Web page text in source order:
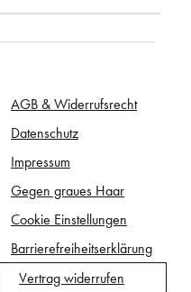
AGB & Widerrufsrecht
Datenschutz
Impressum
Gegen graues Haar
Cookie Einstellungen
Barrierefreiheitserklärung
Vertrag widerrufen